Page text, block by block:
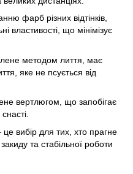
фарб різних відтінків,
властивості, що мінімізує
методом лиття, має
яке не псується від
вертлюгом, що запобігає
це вибір для тих, хто прагне
та стабільної роботи